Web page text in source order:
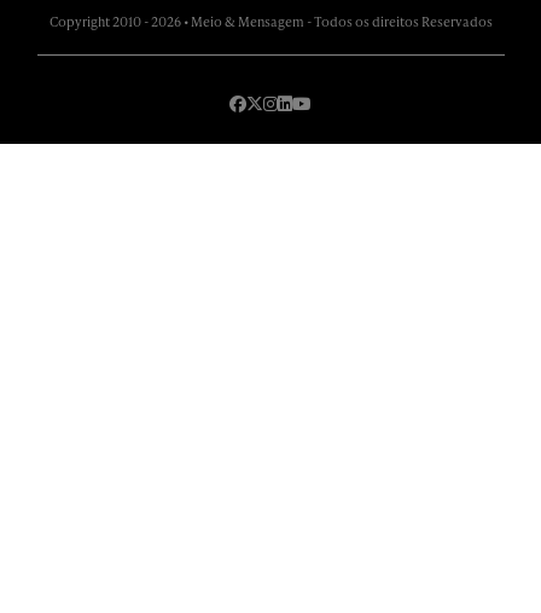
Copyright 2010 - 2026 • Meio & Mensagem - Todos os direitos Reservados